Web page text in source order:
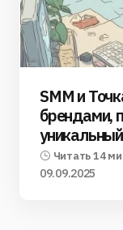
SMM и
брендами,
Читать 14
09.09.2025